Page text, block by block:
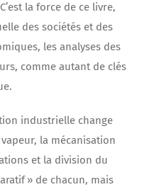
la force de ce livre,
des sociétés et des
les analyses des
comme autant de clés
industrielle change
la mécanisation
et la division du
» de chacun, mais